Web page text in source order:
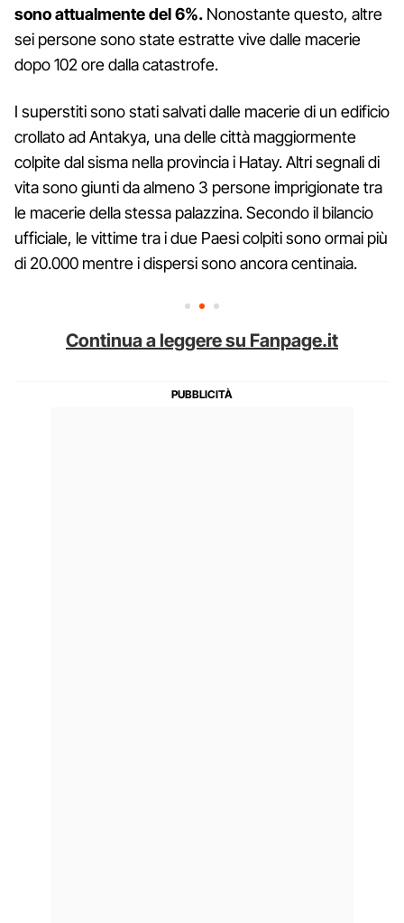
sono attualmente del 6%. Nonostante questo, altre
sei persone sono state estratte vive dalle macerie
dopo 102 ore dalla catastrofe.
I superstiti sono stati salvati dalle macerie di un edificio
crollato ad Antakya, una delle città maggiormente
colpite dal sisma nella provincia i Hatay. Altri segnali di
vita sono giunti da almeno 3 persone imprigionate tra
le macerie della stessa palazzina. Secondo il bilancio
ufficiale, le vittime tra i due Paesi colpiti sono ormai più
di 20.000 mentre i dispersi sono ancora centinaia.
Continua a leggere su Fanpage.it